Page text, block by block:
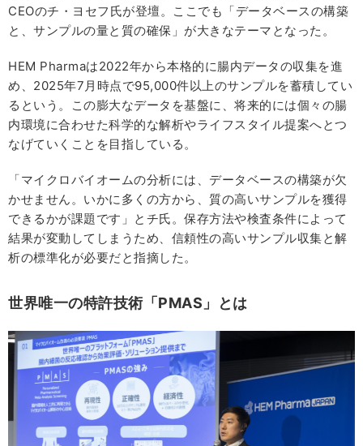
CEOのチ・ヨセフ氏が登壇。ここでも「データベースの構築
と、サンプルの量と質の確保」が大きなテーマとなった。
HEM Pharmaは2022年から本格的に腸内データの収集を進
め、2025年7月時点で95,000件以上のサンプルを蓄積してい
るという。この膨大なデータを基盤に、将来的には個々の腸
内環境に合わせた科学的な解析やライフスタイル提案へとつ
なげていくことを目指している。
「マイクロバイオームの分析には、データベースの構築が欠
かせません。いかに多くの方から、質の高いサンプルを獲得
できるかが課題です」とチ氏。保存方法や検査条件によって
結果が変動してしまうため、信頼性の高いサンプル収集と解
析の標準化が必要だと指摘した。
世界唯一の特許技術「PMAS」とは